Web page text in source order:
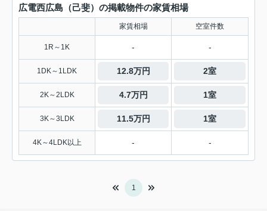
広電西広島（己斐）の掲載物件の家賃相場
家賃相場 空室件数
1R～1K - -
1DK～1LDK 12.8万円 2室
2K～2LDK 4.7万円 1室
3K～3LDK 11.5万円 1室
4K～4LDK以上 - -
1